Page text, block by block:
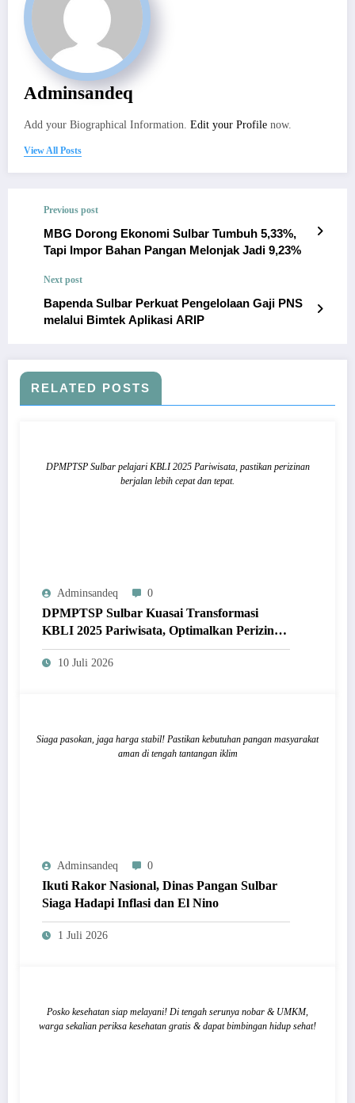
Adminsandeq
Add your Biographical Information. Edit your Profile now.
View All Posts
Previous post
MBG Dorong Ekonomi Sulbar Tumbuh 5,33%,
Tapi Impor Bahan Pangan Melonjak Jadi 9,23%
Next post
Bapenda Sulbar Perkuat Pengelolaan Gaji PNS
melalui Bimtek Aplikasi ARIP
RELATED POSTS
DPMPTSP Sulbar pelajari KBLI 2025 Pariwisata, pastikan perizinan
berjalan lebih cepat dan tepat.
Adminsandeq 0
DPMPTSP Sulbar Kuasai Transformasi
KBLI 2025 Pariwisata, Optimalkan Perizinan
Lewat Sistem OSS
10 Juli 2026
Siaga pasokan, jaga harga stabil! Pastikan kebutuhan pangan masyarakat
aman di tengah tantangan iklim
Adminsandeq 0
Ikuti Rakor Nasional, Dinas Pangan Sulbar
Siaga Hadapi Inflasi dan El Nino
1 Juli 2026
Posko kesehatan siap melayani! Di tengah serunya nobar & UMKM,
warga sekalian periksa kesehatan gratis & dapat bimbingan hidup sehat!